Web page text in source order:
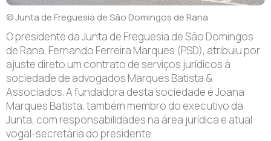
© Junta de Freguesia de São Domingos de Rana
O presidente da Junta de Freguesia de São Domingos
de Rana, Fernando Ferreira Marques (PSD), atribuiu por
ajuste direto um contrato de serviços jurídicos à
sociedade de advogados Marques Batista &
Associados. A fundadora desta sociedade é Joana
Marques Batista, também membro do executivo da
Junta, com responsabilidades na área jurídica e atual
vogal-secretária do presidente.